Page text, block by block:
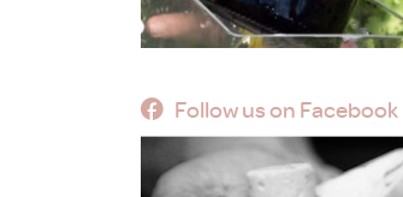
Follow us on Facebook